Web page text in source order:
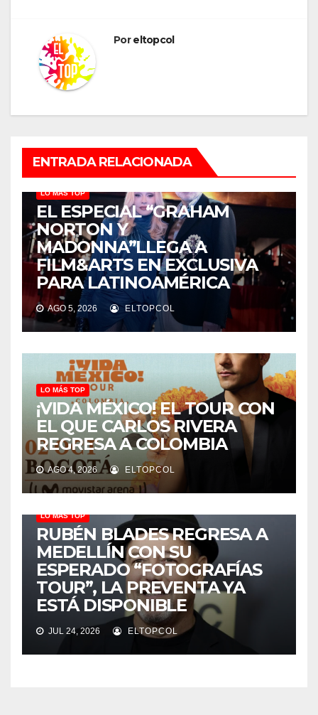
Poreltopcol
ENTRADA RELACIONADA
LO MÁS TOP
EL ESPECIAL “GRAHAM
NORTON Y
MADONNA”LLEGA A
FILM&ARTS EN EXCLUSIVA
PARA LATINOAMÉRICA
AGO 5, 2026 ELTOPCOL
LO MÁS TOP
¡VIDA MÉXICO! EL TOUR CON
EL QUE CARLOS RIVERA
REGRESA A COLOMBIA
AGO 4, 2026 ELTOPCOL
LO MÁS TOP
RUBÉN BLADES REGRESA A
MEDELLÍN CON SU
ESPERADO “FOTOGRAFÍAS
TOUR”, LA PREVENTA YA
ESTÁ DISPONIBLE
JUL 24, 2026 ELTOPCOL